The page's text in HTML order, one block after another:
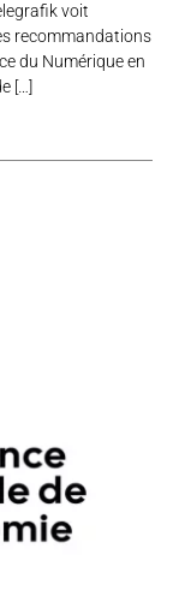
voit
recommandations
du Numérique en
[…]